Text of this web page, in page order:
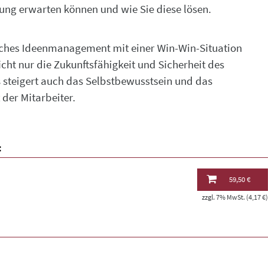
erwarten können und wie Sie diese lösen.
Ideenmanagement mit einer Win-Win-Situation
nur die Zukunftsfähigkeit und Sicherheit des
steigert auch das Selbstbewusstsein und das
der Mitarbeiter.
59,50 €
zzgl. 7% MwSt. (4,17 €)